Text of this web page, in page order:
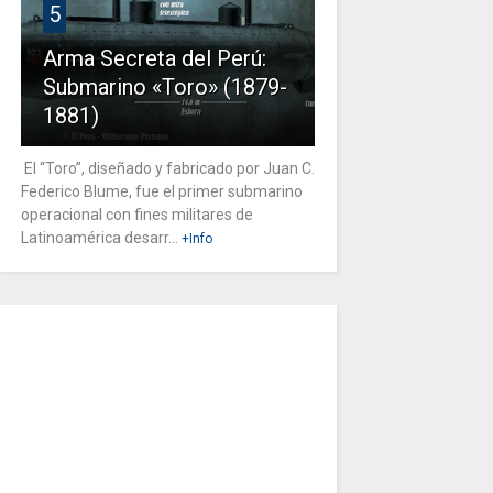
5
Arma Secreta del Perú:
Submarino «Toro» (1879-
1881)
El “Toro”, diseñado y fabricado por Juan C.
Federico Blume, fue el primer submarino
operacional con fines militares de
Latinoamérica desarr...
+Info